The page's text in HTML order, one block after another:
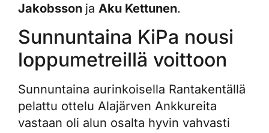
Jakobsson ja Aku Kettunen.
Sunnuntaina KiPa nousi
loppumetreillä voittoon
Sunnuntaina aurinkoisella Rantakentällä
pelattu ottelu Alajärven Ankkureita
vastaan oli alun osalta hyvin vahvasti